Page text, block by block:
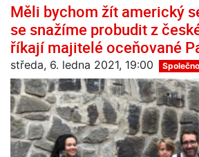
Měli bychom žít americký
se snažíme probudit z
říkají majitelé oceňované
středa, 6. ledna 2021, 19:00